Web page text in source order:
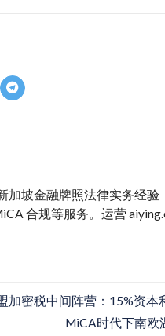
坡金融牌照法律实务经验
合规等服务。运营
加密税中间阵营：15%资本
MiCA时代下南欧